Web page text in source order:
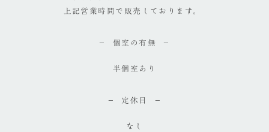
上記営業時間で販売しております。
個室の有無
半個室あり
定休日
なし